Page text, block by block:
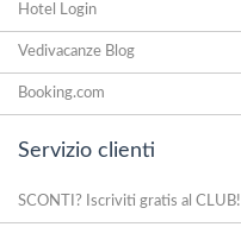
Hotel Login
Vedivacanze Blog
Booking.com
Servizio clienti
SCONTI? Iscriviti gratis al CLUB!